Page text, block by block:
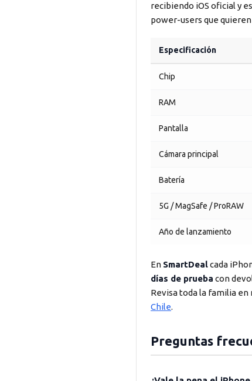
recibiendo iOS oficial y
power-users que
Especificación
Chip
RAM
Pantalla
Cámara principal
Batería
5G / MagSafe / ProRAW
Año de lanzamiento
En SmartDealcada
días de prueba con
Revisa toda la familia en
Chile.
Preguntas